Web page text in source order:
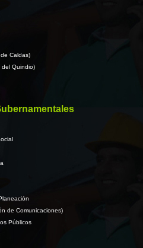
Caldas)
Quindio)
de Comunicaciones)
Públicos